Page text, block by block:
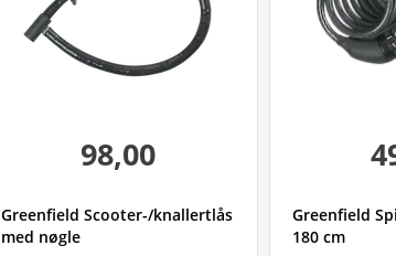
98,00
Greenfield Scooter-/knallertlås
med nøgle
Greenfield
180 cm